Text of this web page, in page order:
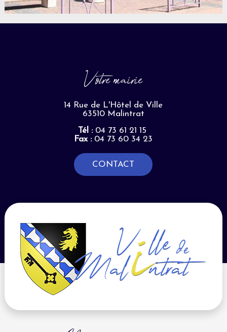
Votre mairie
14 Rue de L'Hôtel de Ville
63510 Malintrat
Tél :04 73 61 21 15
Fax :04 73 60 34 23
CONTACT